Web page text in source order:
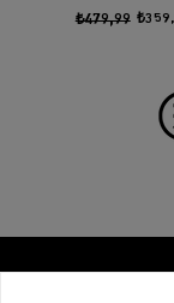
₺479,99